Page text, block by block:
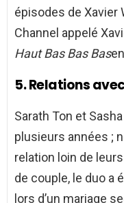
épisodes de Xavier
Channel appelé
Haut Bas Bas Bas
5. Relations
Sarath Ton et
plusieurs années ;
relation loin de
de couple, le duo a
lors d’un mariage